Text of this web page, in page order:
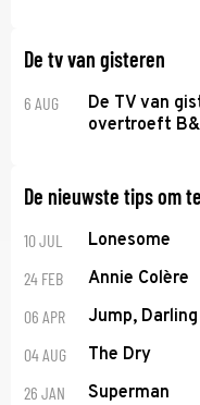
De tv van gisteren
6 AUG
De TV van
overtroeft
De nieuwste tips om
10 JUL Lonesome
24 FEB Annie Colère
06 APR Jump, Darling
04 AUG The Dry
26 JAN Superman